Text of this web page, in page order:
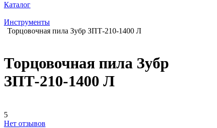
Каталог
Инструменты
Торцовочная пила Зубр ЗПТ-210-1400 Л
Торцовочная пила Зубр
ЗПТ-210-1400 Л
5
Нет отзывов